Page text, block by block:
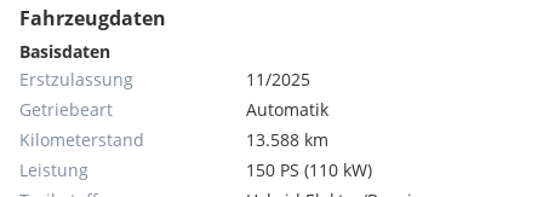
Fahrzeugdaten
Basisdaten
Erstzulassung
11/2025
Getriebeart
Automatik
Kilometerstand
13.588 km
Leistung
150 PS (110 kW)